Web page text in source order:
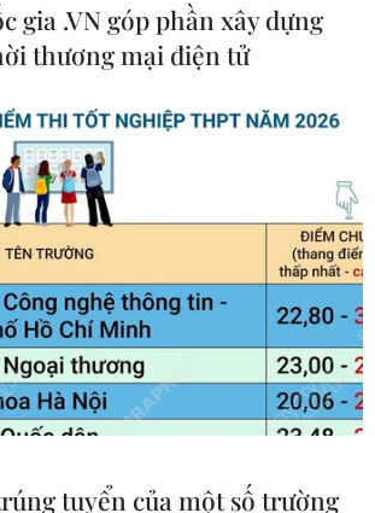
tới: VN-Index có
điểm?
khoán: Sức ép từ
tin sau một nhịp
3 điểm nhờ sức
gia .VN góp phần xây dựng
thương mại điện tử
tuyển của một số trường